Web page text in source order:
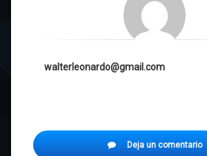
walterleonardo@gmail.com
Deja un comentarioen